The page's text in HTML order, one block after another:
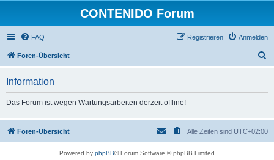
CONTENIDO Forum
FAQ Anmelden
Registrieren
Foren-Übersicht
Information
Das Forum ist wegen Wartungsarbeiten derzeit offline!
Foren-Übersicht Alle Zeiten sind UTC+02:00
Powered by phpBB® Forum Software © phpBB Limited